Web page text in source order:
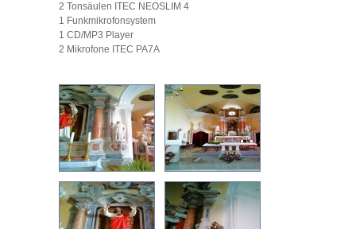
2 Tonsäulen ITEC NEOSLIM 4
1 Funkmikrofonsystem
1 CD/MP3 Player
2 Mikrofone ITEC PA7A